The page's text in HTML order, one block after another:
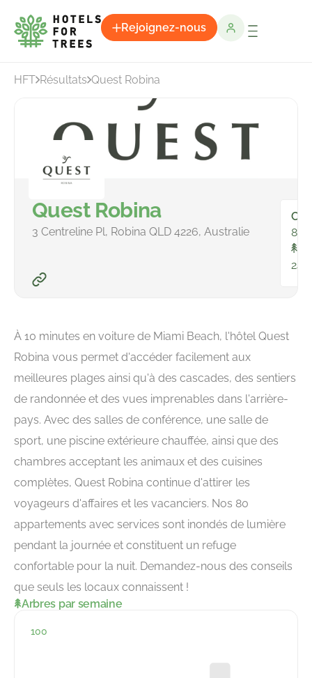
Rejoignez-nous
HFT Résultats Quest Robina
Quest Robina
3 Centreline Pl, Robina QLD 4226, Australie
80
À 10 minutes en voiture de Miami Beach, l'hôtel Quest
Robina vous permet d'accéder facilement aux
meilleures plages ainsi qu'à des cascades, des sentiers
de randonnée et des vues imprenables dans l'arrière-
pays. Avec des salles de conférence, une salle de
sport, une piscine extérieure chauffée, ainsi que des
chambres acceptant les animaux et des cuisines
complètes, Quest Robina continue d'attirer les
voyageurs d'affaires et les vacanciers. Nos 80
appartements avec services sont inondés de lumière
pendant la journée et constituent un refuge
confortable pour la nuit. Demandez-nous des conseils
que seuls les locaux connaissent !
Arbres par semaine